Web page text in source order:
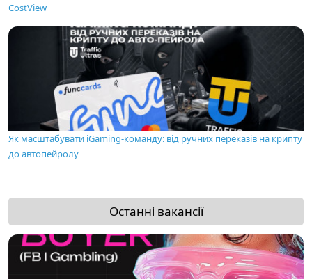
CostView
Як масштабувати iGaming-команду: від ручних переказів на крипту
до автопейролу
Останні вакансії